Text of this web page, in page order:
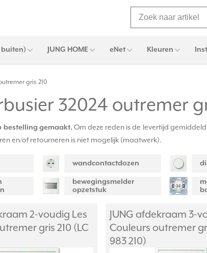
JUNG HOME eNet Kleuren
gris 210
32024 outremer
bestelling gemaakt. Om deze reden is de levertijd
en/of retourneren is niet mogelijk (maatwerk).
wandcontactdozen
bewegingsmelder
opzetstuk
2-voudig Les
gris 210 (LC
JUNG afdekraam 3-
Couleurs outremer
983 210)